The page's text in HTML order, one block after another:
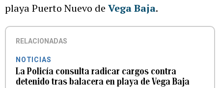
playa Puerto Nuevo de Vega Baja.
RELACIONADAS
NOTICIAS
La Policía consulta radicar cargos contra
detenido tras balacera en playa de Vega Baja